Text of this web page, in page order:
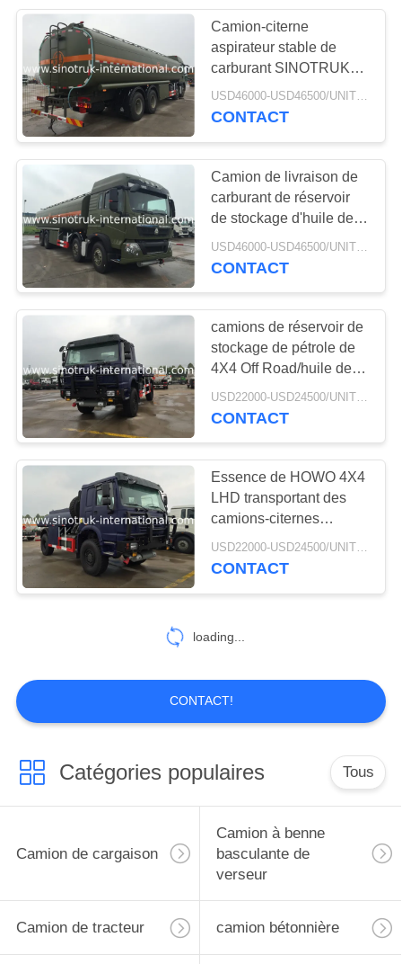
camion de lutte
contre l'incendie
17
Camion de
récupération de
place
Camion de réservoir
de stockage de
pétrole
78
Le ciment en vrac
14
camion réfrigéré
47
Camion-citerne
aspirateur stable de
carburant SINOTRUK
HOWO 30 - 40 tonnes
pour le transport 8X4
USD46000-USD46500/UNIT)negotiation MOQ:1 UNITÉ
CONTACT
Camion de livraison de
carburant de réservoir
de stockage d'huile de
pétrole de l'acier
inoxydable 8X4 de
CONTACT
camions de réservoir de
stockage de pétrole de
4X4 Off Road/huile de
table de transport de
camion embrayage
USD22000-USD24500/UNIT)negotiation MOQ:1 UNITÉ
CONTACT
Essence de HOWO 4X4
LHD transportant des
camions-citernes
aspirateurs de
camion/pétrole de
USD22000-USD24500/UNIT)negotiation MOQ:1 UNITÉ
CONTACT
loading...
CONTACT!
Catégories populaires Tous
Camion de cargaison
Camion à benne
basculante de
verseur
Camion de tracteur camion bétonnière